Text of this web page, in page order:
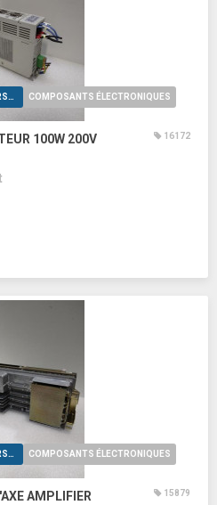
ACCESSOIRES-OUTILLAGE UNIVERSELS COMPOSANTS ÉLECTRONIQUES
100W 200V
16172
ACCESSOIRES-OUTILLAGE UNIVERSELS COMPOSANTS ÉLECTRONIQUES
AMPLIFIER 15879